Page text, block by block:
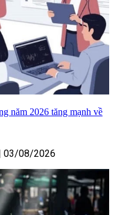
năm 2026 tăng mạnh về
03/08/2026